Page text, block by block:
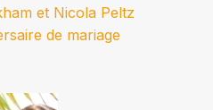
et Nicola Peltz
de mariage